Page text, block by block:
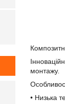
монтажу.
• Низька